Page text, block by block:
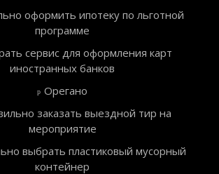
оформить ипотеку по льготной
программе
сервис для оформления карт
иностранных банков
Орегано
заказать выездной тир на
мероприятие
выбрать пластиковый мусорный
контейнер